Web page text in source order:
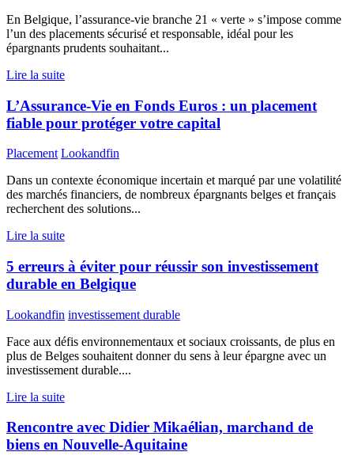
En Belgique, l’assurance-vie branche 21 « verte » s’impose comme
l’un des placements sécurisé et responsable, idéal pour les
épargnants prudents souhaitant...
Lire la suite
L’Assurance-Vie en Fonds Euros : un placement
fiable pour protéger votre capital
Placement Lookandfin
Dans un contexte économique incertain et marqué par une volatilité
des marchés financiers, de nombreux épargnants belges et français
recherchent des solutions...
Lire la suite
5 erreurs à éviter pour réussir son investissement
durable en Belgique
Lookandfin investissement durable
Face aux défis environnementaux et sociaux croissants, de plus en
plus de Belges souhaitent donner du sens à leur épargne avec un
investissement durable....
Lire la suite
Rencontre avec Didier Mikaélian, marchand de
biens en Nouvelle-Aquitaine